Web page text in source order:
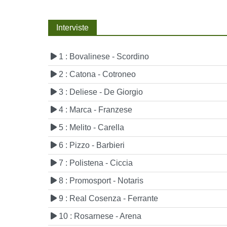
Interviste
1 : Bovalinese - Scordino
2 : Catona - Cotroneo
3 : Deliese - De Giorgio
4 : Marca - Franzese
5 : Melito - Carella
6 : Pizzo - Barbieri
7 : Polistena - Ciccia
8 : Promosport - Notaris
9 : Real Cosenza - Ferrante
10 : Rosarnese - Arena